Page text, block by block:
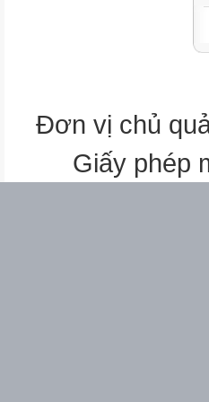
Đơn vị chủ
Giấy phép